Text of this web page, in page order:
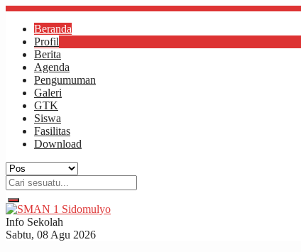
Beranda
Profil
Berita
Agenda
Pengumuman
Galeri
GTK
Siswa
Fasilitas
Download
Info Sekolah
Sabtu, 08 Agu 2026